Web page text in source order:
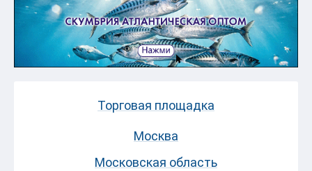
Торговая площадка
Москва
Московская область